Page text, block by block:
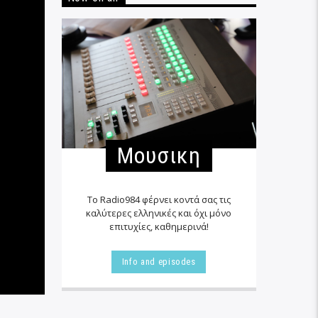
Μουσικη
Το Radio984 φέρνει κοντά σας τις
καλύτερες ελληνικές και όχι μόνο
επιτυχίες, καθημερινά!
Info and episodes